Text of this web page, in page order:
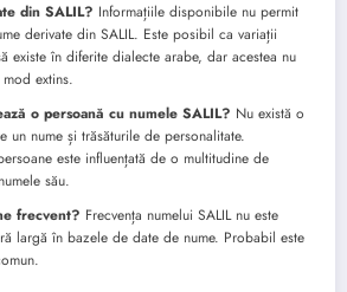
din SALIL? Informațiile disponibile nu permit
derivate din SALIL. Este posibil ca variații
existe în diferite dialecte arabe, dar acestea nu
extins.
o persoană cu numele SALIL? Nu există o
un nume și trăsăturile de personalitate.
este influențată de o multitudine de
său.
frecvent? Frecvența numelui SALIL nu este
largă în bazele de date de nume. Probabil este